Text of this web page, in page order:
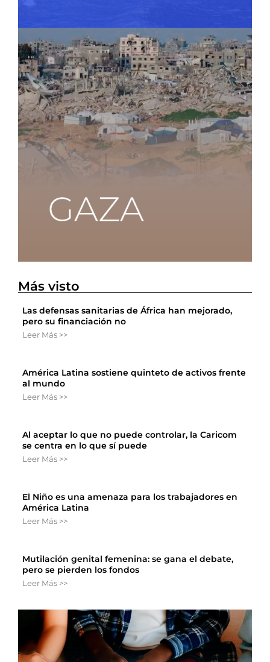
Más visto
Las defensas sanitarias de África han mejorado,
pero su financiación no
Leer Más >>
América Latina sostiene quinteto de activos frente
al mundo
Leer Más >>
Al aceptar lo que no puede controlar, la Caricom
se centra en lo que sí puede
Leer Más >>
El Niño es una amenaza para los trabajadores en
América Latina
Leer Más >>
Mutilación genital femenina: se gana el debate,
pero se pierden los fondos
Leer Más >>